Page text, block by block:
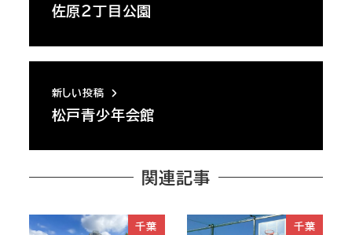
佐原２丁目公園
新しい投稿
松戸青少年会館
関連記事
千葉 千葉